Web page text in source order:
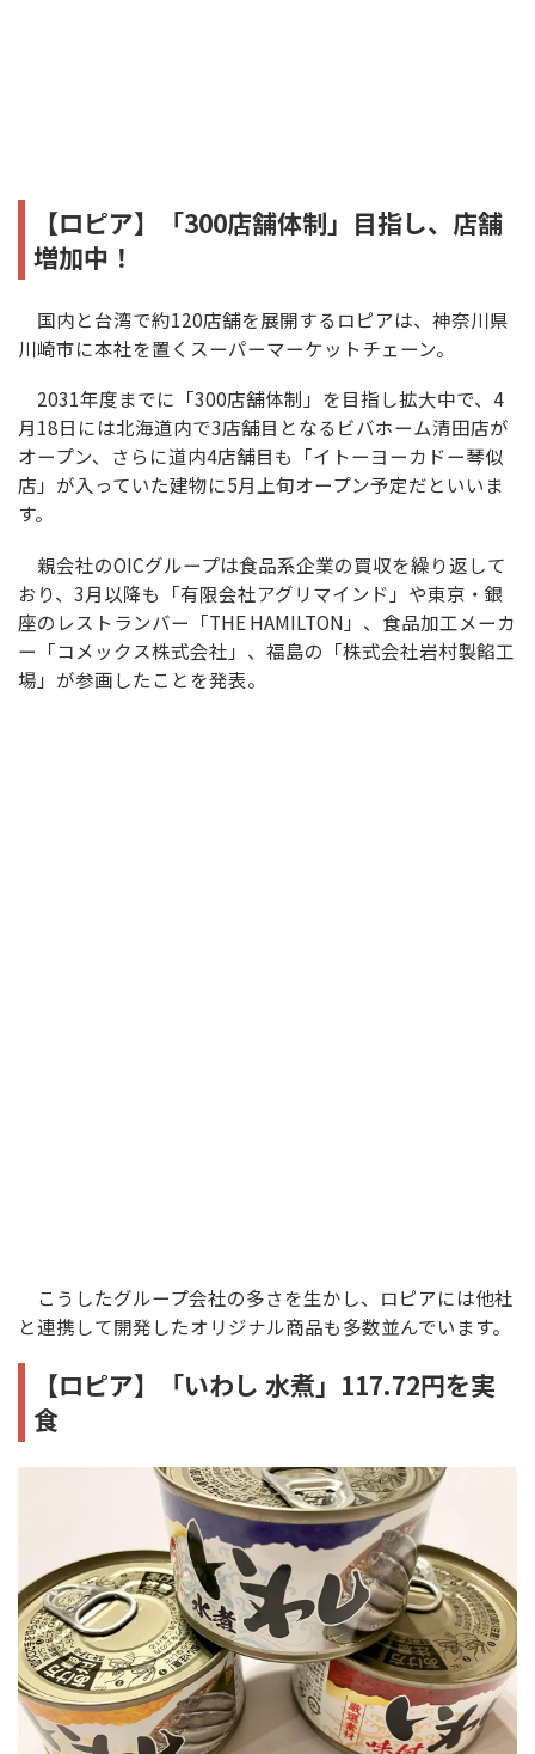
【ロピア】「300店舗体制」目指し、店舗
増加中！
国内と台湾で約120店舗を展開するロピアは、神奈川県
川崎市に本社を置くスーパーマーケットチェーン。
2031年度までに「300店舗体制」を目指し拡大中で、4
月18日には北海道内で3店舗目となるビバホーム清田店が
オープン、さらに道内4店舗目も「イトーヨーカドー琴似
店」が入っていた建物に5月上旬オープン予定だといいま
す。
親会社のOICグループは食品系企業の買収を繰り返して
おり、3月以降も「有限会社アグリマインド」や東京・銀
座のレストランバー「THE HAMILTON」、食品加工メーカ
ー「コメックス株式会社」、福島の「株式会社岩村製餡工
場」が参画したことを発表。
こうしたグループ会社の多さを生かし、ロピアには他社
と連携して開発したオリジナル商品も多数並んでいます。
【ロピア】「いわし 水煮」117.72円を実
食